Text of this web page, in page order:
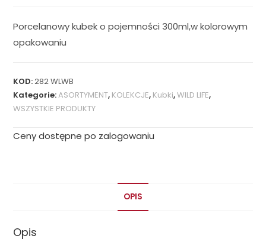
Porcelanowy kubek o pojemności 300ml,w kolorowym
opakowaniu
KOD:282 WLWB
Kategorie:ASORTYMENT, KOLEKCJE, Kubki,WILD LIFE,
WSZYSTKIE PRODUKTY
Ceny dostępne po zalogowaniu
OPIS
Opis